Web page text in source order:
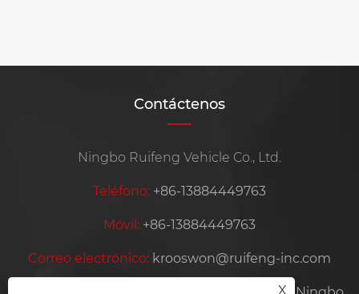
Contáctenos
Ningbo Ruifeng Vehicle Co., Ltd.
Teléfono: +86-13884449763
Móvil: +86-13884449763
Correo electrónico: krooswon@ruifeng-inc.com
X